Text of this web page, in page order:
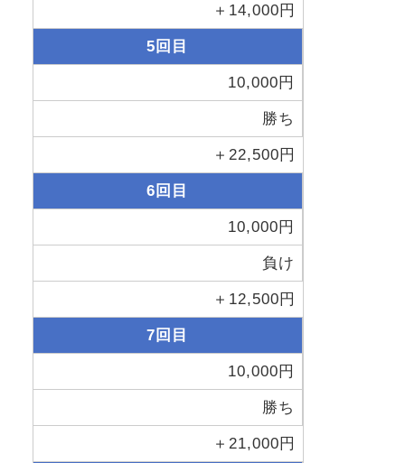
＋14,000円
5回目
10,000円
勝ち
＋22,500円
6回目
10,000円
負け
＋12,500円
7回目
10,000円
勝ち
＋21,000円